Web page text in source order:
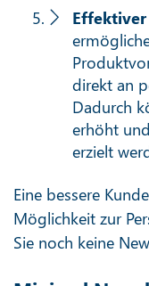
direkt an
Dadurch
erhöht
erzielt
Eine bessere
Möglichkeit zur
Sie noch keine